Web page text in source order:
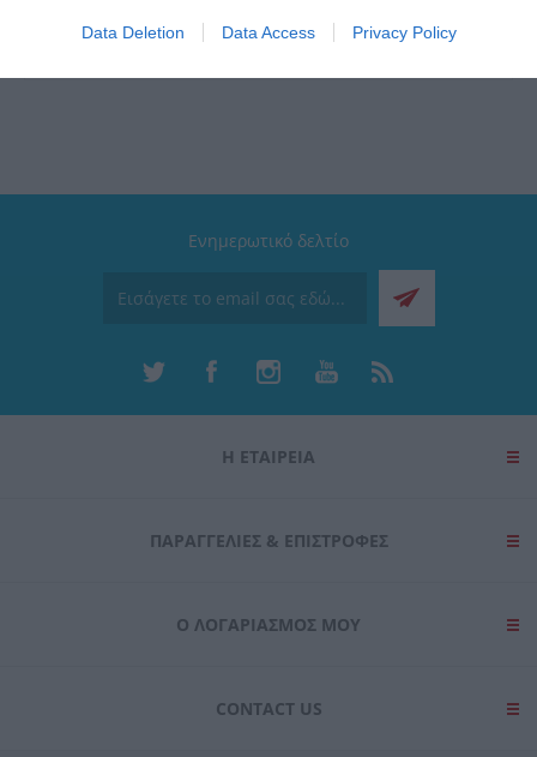
Data Deletion Data Access Privacy Policy
συνδυάζουν ποιότητα, σχεδιασμό και καινοτομία
Ενημερωτικό δελτίο
Η ΕΤΑΙΡΕΙΑ
ΠΑΡΑΓΓΕΛΊΕΣ & ΕΠΙΣΤΡΟΦΈΣ
Ο ΛΟΓΑΡΙΑΣΜΌΣ ΜΟΥ
CONTACT US